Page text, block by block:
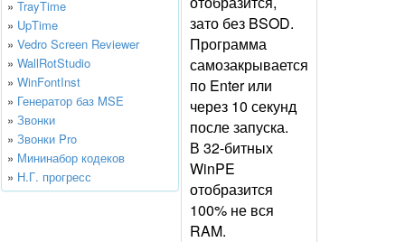
» TrayTime
» UpTime
» Vedro Screen Reviewer
» WallRotStudio
» WinFontInst
» Генератор баз MSE
» Звонки
» Звонки Pro
» Мининабор кодеков
» Н.Г. прогресс
зато без BSOD.
Программа
самозакрывается
по Enter или
через 10 секунд
после запуска.
В 32-битных
WinPE
отобразится
100% не вся
RAM.